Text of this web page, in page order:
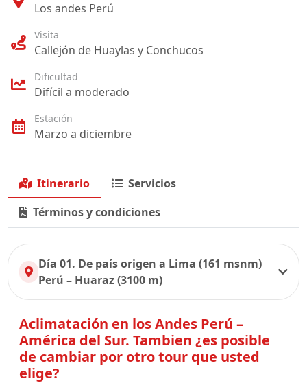
Los andes Perú
Visita
Callejón de Huaylas y Conchucos
Dificultad
Difícil a moderado
Estación
Marzo a diciembre
Itinerario
Servicios
Términos y condiciones
Día 01. De país origen a Lima (161 msnm)
Perú – Huaraz (3100 m)
Aclimatación en los Andes Perú –
América del Sur. Tambien ¿es posible
de cambiar por otro tour que usted
elige?